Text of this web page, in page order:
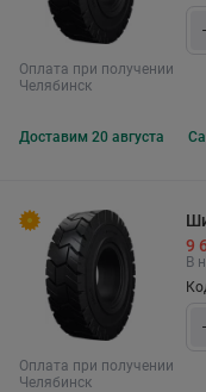
Оплата при получении
Челябинск
Доставим 20 августа
Оплата при получении
Челябинск
9
В